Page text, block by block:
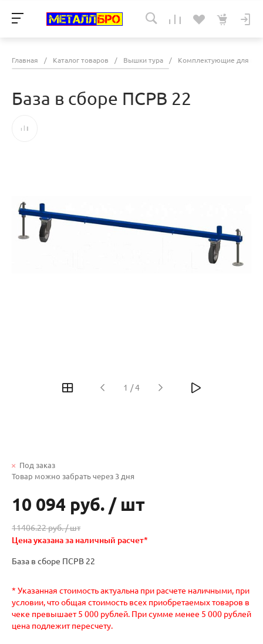
Главная / Каталог товаров / Вышки тура / Комплектующие для
База в сборе ПСРВ 22
1 / 4
Под заказ
Товар можно забрать через 3 дня
10 094 руб. / шт
11406.22 руб. /шт
Цена указана за наличный расчет*
База в сборе ПСРВ 22
* Указанная стоимость актуальна при расчете наличными, при
условии, что общая стоимость всех приобретаемых товаров в
чеке превышает 5 000 рублей. При сумме менее 5 000 рублей
цена подлежит пересчету.